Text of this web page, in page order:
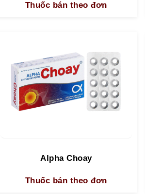
Thuốc bán theo đơn
Alpha Choay
Thuốc bán theo đơn